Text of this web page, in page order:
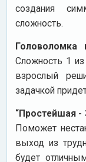
создания
сложность.
Сложность 1
взрослый
задачкой
“Простейшая -
Поможет
выход из
будет